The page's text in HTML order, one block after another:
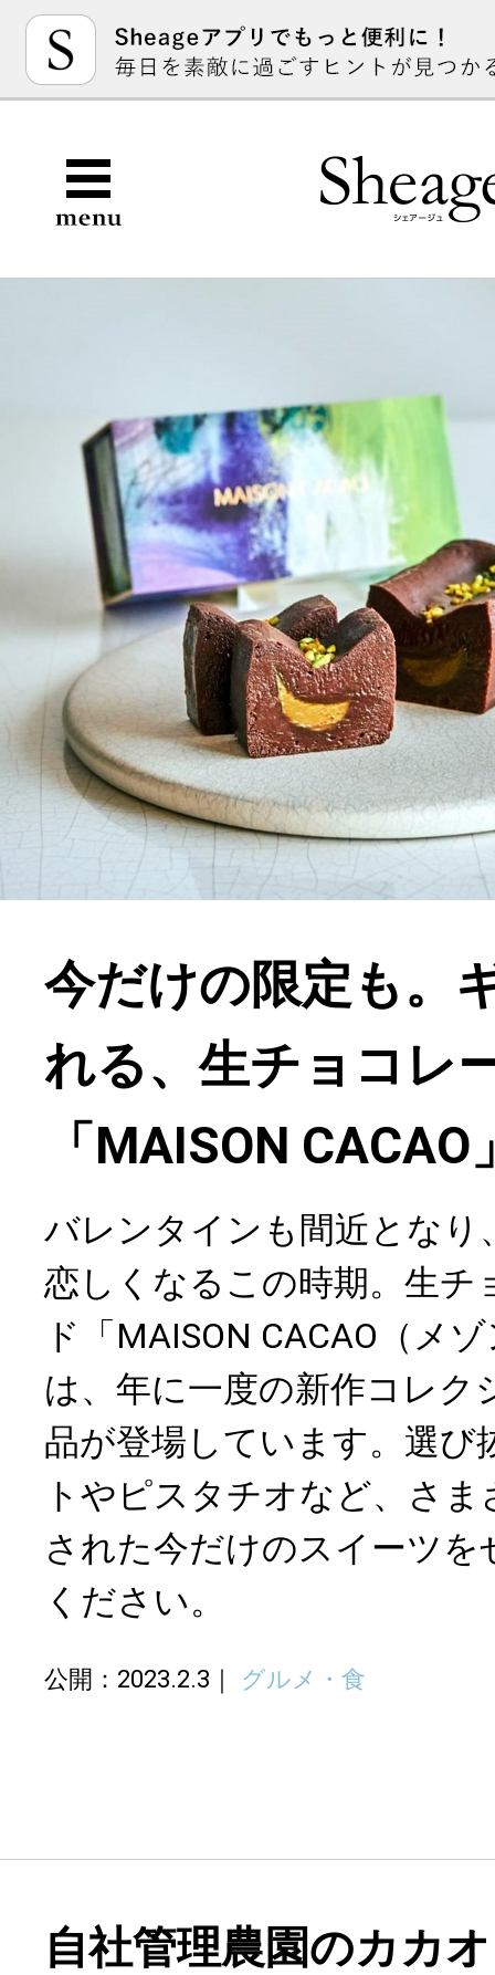
今だけの限定も。
れる、生チョコレ
「MAISON
バレンタインも間近となり
恋しくなるこの時期。生チ
ド「MAISON CACAO（メ
は、年に一度の新作コレク
品が登場しています。選び
トやピスタチオなど、さ
された今だけのスイーツ
ください。
公開：2023.2.3 グルメ・食
自社管理農園のカカ